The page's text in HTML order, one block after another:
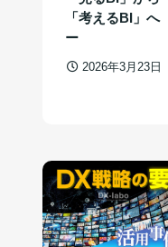
「考えるBI」へ
ー
2026年3月23日